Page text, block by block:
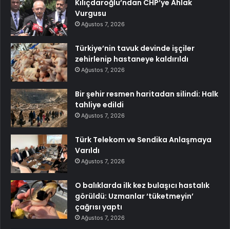
Kılıçdaroğlu’ndan CHP’ye Ahlak
Vurgusu
Ağustos 7, 2026
Türkiye’nin tavuk devinde işçiler
zehirlenip hastaneye kaldırıldı
Ağustos 7, 2026
Bir şehir resmen haritadan silindi: Halk
tahliye edildi
Ağustos 7, 2026
Türk Telekom ve Sendika Anlaşmaya
Varıldı
Ağustos 7, 2026
O balıklarda ilk kez bulaşıcı hastalık
görüldü: Uzmanlar ‘tüketmeyin’
çağrısı yaptı
Ağustos 7, 2026